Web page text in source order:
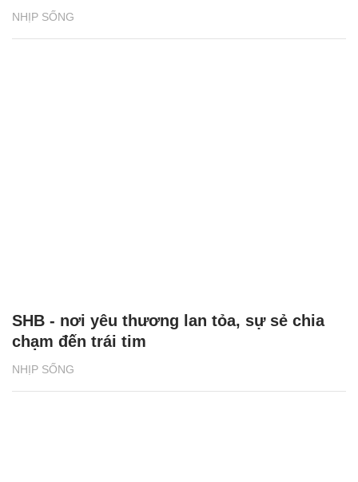
NHỊP SỐNG
NHỊP SỐNG
SHB - nơi yêu thương lan tỏa, sự sẻ chia
chạm đến trái tim